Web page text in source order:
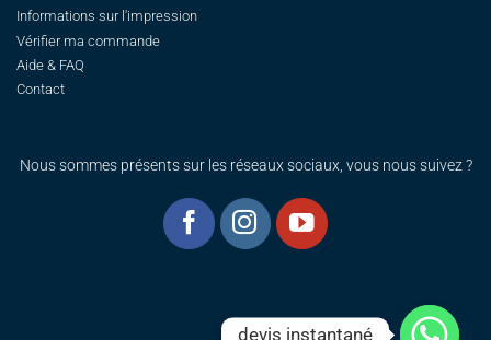
Informations sur l'impression
Vérifier ma commande
Aide & FAQ
Contact
Nous sommes présents sur les réseaux sociaux, vous nous suivez ?
devis instantané